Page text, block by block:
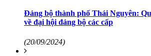
Đảng bộ thành phố Thái Nguyên:
về đại hội đảng bộ các cấp
(20/09/2024)